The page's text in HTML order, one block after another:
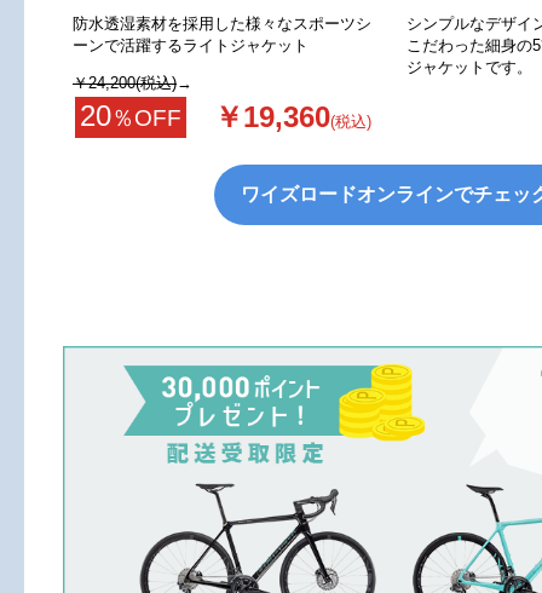
防水透湿素材を採用した様々なスポーツシ
ーンで活躍するライトジャケット
￥24,200(税込)→
20％OFF ￥19,360(税込)
シンプルなデザイ
こだわった細身の
ジャケットです。
ワイズロードオンラインでチェッ